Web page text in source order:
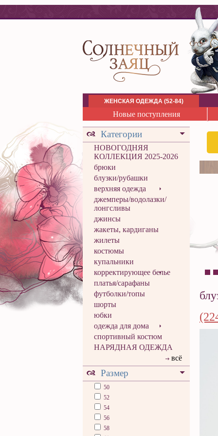
ЖЕНСКАЯ ОДЕЖДА (52-84)
Новые поступления
Категории
НОВОГОДНЯЯ
КОЛЛЕКЦИЯ 2025-2026
брюки
блузки/рубашки
верхняя одежда
джемперы/водолазки/
лонгсливы
джинсы
жакеты, кардиганы
жилеты
костюмы
купальники
корректирующее белье
платья/сарафаны
футболки/топы
шорты
юбки
одежда для дома
спортивный костюм
НАРЯДНАЯ ОДЕЖДА
всё
Размер
50
52
54
56
58